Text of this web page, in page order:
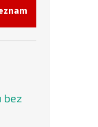
bez